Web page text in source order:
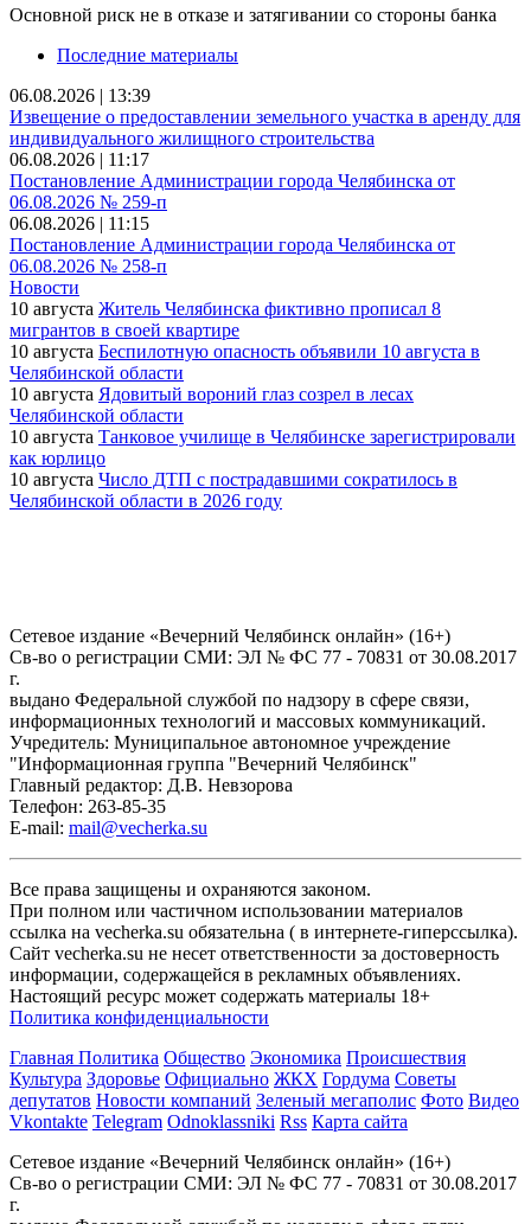
Основной риск не в отказе и затягивании со стороны банка
Последние материалы
06.08.2026 | 13:39
Извещение о предоставлении земельного участка в аренду для
индивидуального жилищного строительства
06.08.2026 | 11:17
Постановление Администрации города Челябинска от
06.08.2026 № 259-п
06.08.2026 | 11:15
Постановление Администрации города Челябинска от
06.08.2026 № 258-п
Новости
10 августа Житель Челябинска фиктивно прописал 8
мигрантов в своей квартире
10 августа Беспилотную опасность объявили 10 августа в
Челябинской области
10 августа Ядовитый вороний глаз созрел в лесах
Челябинской области
10 августа Танковое училище в Челябинске зарегистрировали
как юрлицо
10 августа Число ДТП с пострадавшими сократилось в
Челябинской области в 2026 году
Сетевое издание «Вечерний Челябинск онлайн» (16+)
Cв-во о регистрации СМИ: ЭЛ № ФС 77 - 70831 от 30.08.2017
г.
выдано Федеральной службой по надзору в сфере связи,
информационных технологий и массовых коммуникаций.
Учредитель: Муниципальное автономное учреждение
"Информационная группа "Вечерний Челябинск"
Главный редактор: Д.В. Невзорова
Телефон: 263-85-35
E-mail: mail@vecherka.su
Все права защищены и охраняются законом.
При полном или частичном использовании материалов
ссылка на vecherka.su обязательна ( в интернете-гиперссылка).
Сайт vecherka.su не несет ответственности за достоверность
информации, содержащейся в рекламных объявлениях.
Настоящий ресурс может содержать материалы 18+
Политика конфиденциальности
Главная Политика Общество Экономика Происшествия
Культура Здоровье Официально ЖКХ Гордума Советы
депутатов Новости компаний Зеленый мегаполис Фото Видео
Vkontakte Telegram Odnoklassniki Rss Карта сайта
Сетевое издание «Вечерний Челябинск онлайн» (16+)
Cв-во о регистрации СМИ: ЭЛ № ФС 77 - 70831 от 30.08.2017
г.